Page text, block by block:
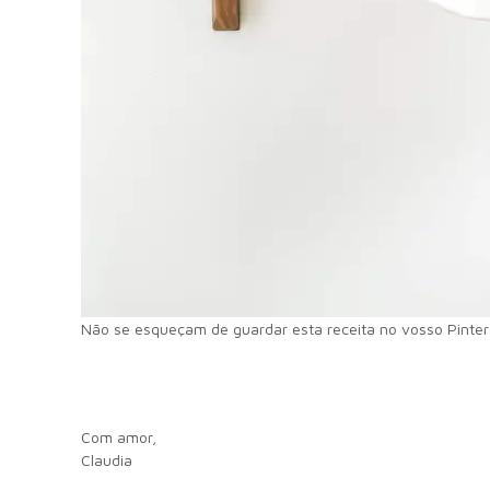
Não se esqueçam de guardar esta receita no vosso
Com amor,
Claudia